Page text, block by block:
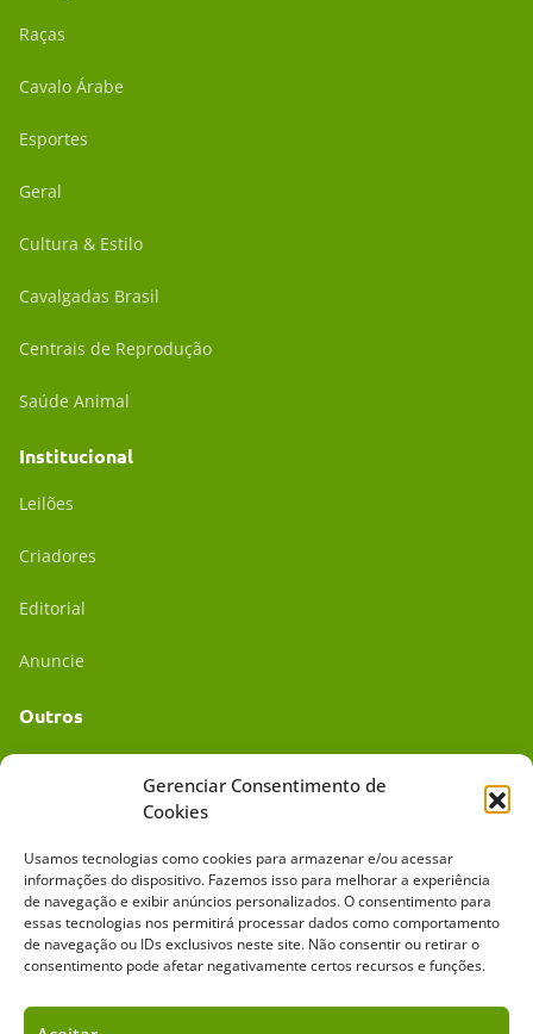
Gerenciar Consentimento de
Cookies
Usamos tecnologias como cookies para armazenar e/ou acessar
informações do dispositivo. Fazemos isso para melhorar a experiência
de navegação e exibir anúncios personalizados. O consentimento para
essas tecnologias nos permitirá processar dados como comportamento
de navegação ou IDs exclusivos neste site. Não consentir ou retirar o
consentimento pode afetar negativamente certos recursos e funções.
Raças
Cavalo Árabe
Esportes
Geral
Cultura & Estilo
Cavalgadas Brasil
Centrais de Reprodução
Saúde Animal
Institucional
Leilões
Criadores
Editorial
Anuncie
Outros
Mídia Kit